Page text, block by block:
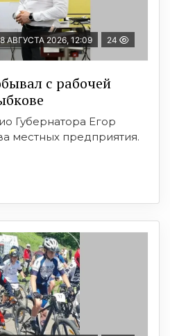
8 АВГУСТА 2026, 12:09 24
с рабочей
Губернатора Егор
местных предприятия.